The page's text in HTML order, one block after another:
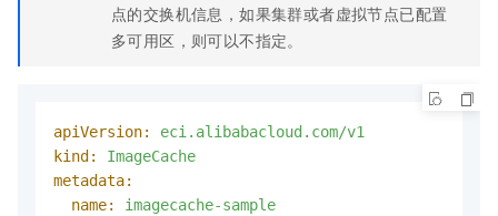
点的交换机信息，如果集群或者虚拟节点已配置
多可用区，则可以不指定。
apiVersion:
eci.alibabacloud.com/v1
kind:
ImageCache
metadata:
name:
imagecache-sample